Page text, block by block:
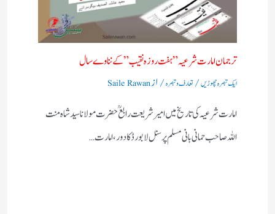
ترجمان امارت شرعیہ”ہفت روزہ نقیب” کے نناوے سال
ایک تبصرہ چھوڑیں/تعارف و تبصرہ/ ازSaile Rawan
امارت شرعیہ کی تاریخ میں امیر شریعت رابع ؒ حضرت مولانا سید شاہ منت
اللہ صاحب حمانی بانی مسلم پرسنل لا بورڈ کا دور ،امارت…